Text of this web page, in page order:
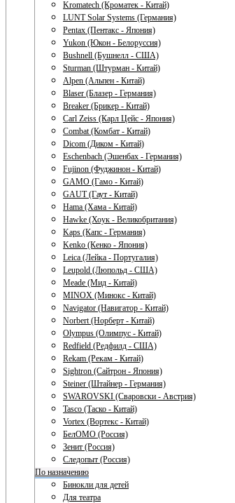
Kromatech (Кроматек - Китай)
LUNT Solar Systems (Германия)
Pentax (Пентакс - Япония)
Yukon (Юкон - Белоруссия)
Bushnell (Бушнелл - США)
Sturman (Штурман - Китай)
Alpen (Альпен - Китай)
Blaser (Блазер - Германия)
Breaker (Брикер - Китай)
Carl Zeiss (Карл Цейс - Япония)
Combat (Комбат - Китай)
Dicom (Диком - Китай)
Eschenbach (Эшенбах - Германия)
Fujinon (Фуджинон - Китай)
GAMO (Гамо - Китай)
GAUT (Гаут - Китай)
Hama (Хама - Китай)
Hawke (Хоук - Великобритания)
Kaps (Капс - Германия)
Kenko (Кенко - Япония)
Leica (Лейка - Португалия)
Leupold (Люпольд - США)
Meade (Мид - Китай)
MINOX (Минокс - Китай)
Navigator (Навигатор - Китай)
Norbert (Норберт - Китай)
Olympus (Олимпус - Китай)
Redfield (Редфилд - США)
Rekam (Рекам - Китай)
Sightron (Сайтрон - Япония)
Steiner (Штайнер - Германия)
SWAROVSKI (Сваровски - Австрия)
Tasco (Таско - Китай)
Vortex (Вортекс - Китай)
БелОМО (Россия)
Зенит (Россия)
Следопыт (Россия)
По назначению
Бинокли для детей
Для театра